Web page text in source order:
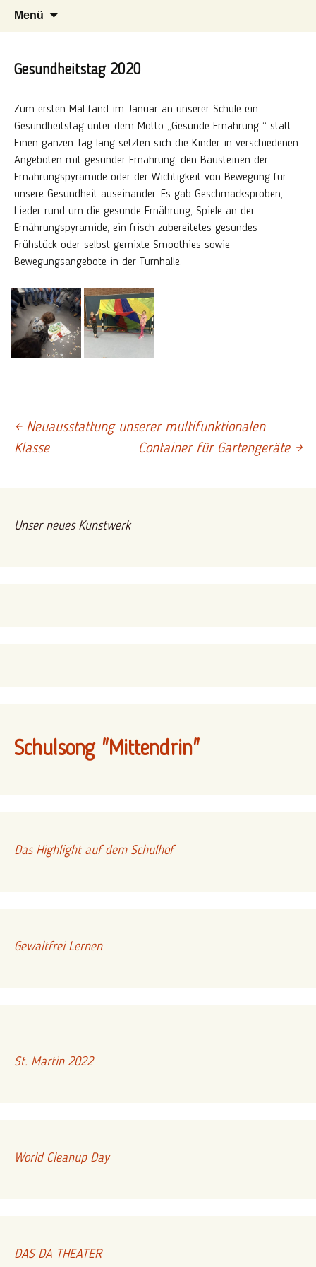
EGS Stadtmitte Eschweiler
Herzlich willkommen auf der Internetseite
der Evangelischen Grundschule Stadtmitte in
Menü
Gesundheitstag 2020
Zum ersten Mal fand im Januar an unserer Schule ein
Gesundheitstag unter dem Motto „Gesunde Ernährung “ statt.
Einen ganzen Tag lang setzten sich die Kinder in verschiedenen
Angeboten mit gesunder Ernährung, den Bausteinen der
Ernährungspyramide oder der Wichtigkeit von Bewegung für
unsere Gesundheit auseinander. Es gab Geschmacksproben,
Lieder rund um die gesunde Ernährung, Spiele an der
Ernährungspyramide, ein frisch zubereitetes gesundes
Frühstück oder selbst gemixte Smoothies sowie
Bewegungsangebote in der Turnhalle.
Beitrags-
←Neuausstattung unserer multifunktionalen
Klasse
Container für Gartengeräte →
Unser neues Kunstwerk
Schulsong "Mittendrin"
Das Highlight auf dem Schulhof
Gewaltfrei Lernen
St. Martin 2022
World Cleanup Day
DAS DA THEATER